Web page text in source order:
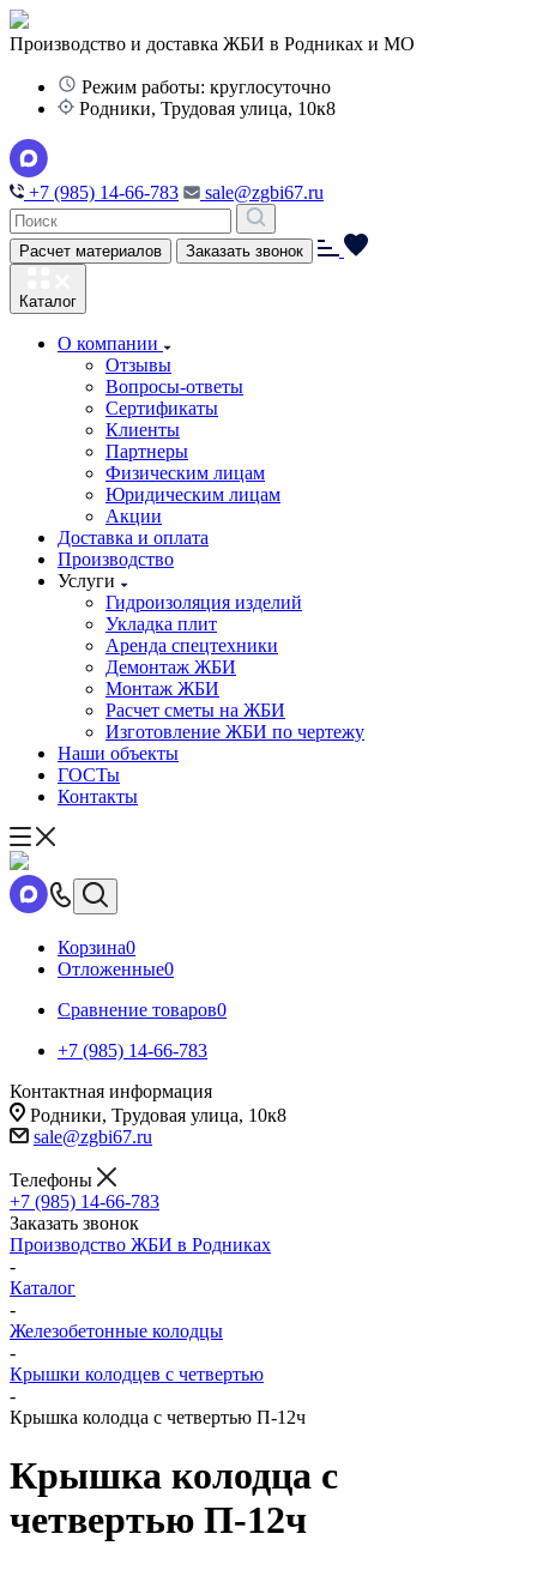
Производство и доставка ЖБИ в Родниках и МО
Режим работы: круглосуточно
Родники, Трудовая улица, 10к8
+7 (985) 14-66-783 sale@zgbi67.ru
Расчет материалов Заказать звонок
Каталог
О компании
Отзывы
Вопросы-ответы
Сертификаты
Клиенты
Партнеры
Физическим лицам
Юридическим лицам
Акции
Доставка и оплата
Производство
Услуги
Гидроизоляция изделий
Укладка плит
Аренда спецтехники
Демонтаж ЖБИ
Монтаж ЖБИ
Расчет сметы на ЖБИ
Изготовление ЖБИ по чертежу
Наши объекты
ГОСТы
Контакты
Корзина0
Отложенные0
Сравнение товаров0
+7 (985) 14-66-783
Контактная информация
Родники, Трудовая улица, 10к8
sale@zgbi67.ru
Телефоны
+7 (985) 14-66-783
Заказать звонок
Производство ЖБИ в Родниках
-
Каталог
-
Железобетонные колодцы
-
Крышки колодцев с четвертью
-
Крышка колодца с четвертью П-12ч
Крышка колодца с
четвертью П-12ч